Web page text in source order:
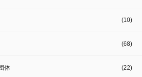
(10)
(68)
体 (22)